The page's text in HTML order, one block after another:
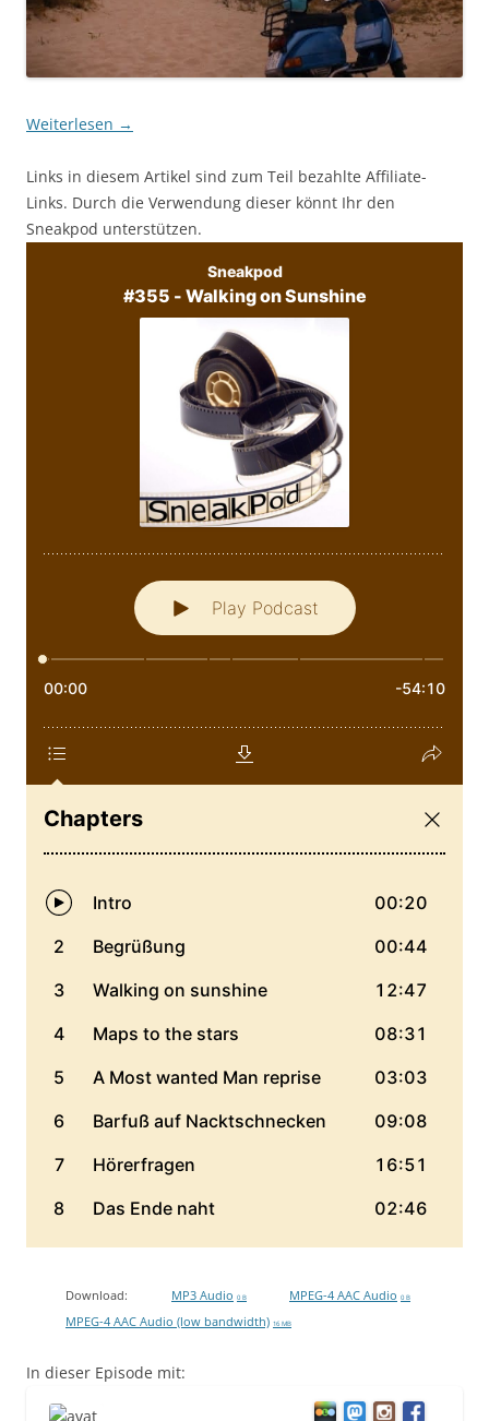
Weiterlesen →
Links in diesem Artikel sind zum Teil bezahlte Affiliate-
Links. Durch die Verwendung dieser könnt Ihr den
Sneakpod unterstützen.
Download: MP3 Audio 0 B MPEG-4 AAC Audio 0 B
MPEG-4 AAC Audio (low bandwidth) 16 MB
In dieser Episode mit: